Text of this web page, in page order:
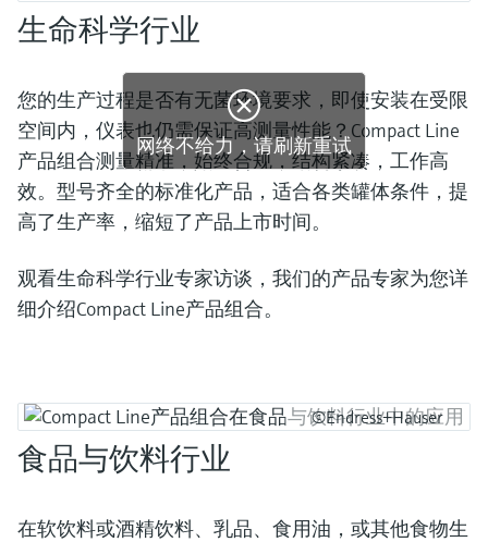
生命科学行业
您的生产过程是否有无菌环境要求，即使安装在受限
空间内，仪表也仍需保证高测量性能？Compact Line
产品组合测量精准，始终合规，结构紧凑，工作高
效。型号齐全的标准化产品，适合各类罐体条件，提
高了生产率，缩短了产品上市时间。
观看生命科学行业专家访谈，我们的产品专家为您详
细介绍Compact Line产品组合。
©Endress+Hauser
食品与饮料行业
在软饮料或酒精饮料、乳品、食用油，或其他食物生

网络不给力，请刷新重试

网络不给力，请刷新重试